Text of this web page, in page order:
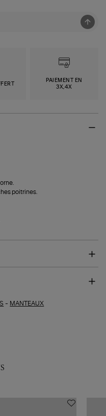
PAIEMENT EN
3X,4X
poitrines.
- MANTEAUX